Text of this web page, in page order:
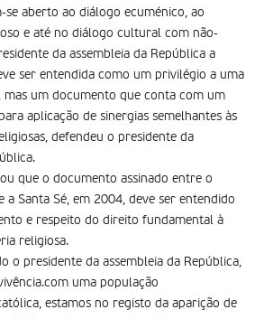
se aberto ao diálogo ecuménico, ao
e até no diálogo cultural com não-
da assembleia da República a
ser entendida como um privilégio a uma
mas um documento que conta com um
aplicação de sinergias semelhantes às
defendeu o presidente da
que o documento assinado entre o
a Santa Sé, em 2004, deve ser entendido
e respeito do direito fundamental à
religiosa.
o presidente da assembleia da República,
uma população
estamos no registo da aparição de